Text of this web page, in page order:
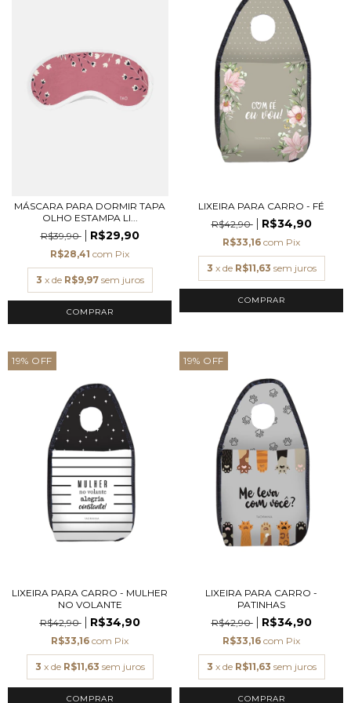
MÁSCARA PARA DORMIR TAPA
OLHO ESTAMPA LI...
R$39,90
R$29,90
R$28,41 com Pix
3 x de R$9,97 sem juros
COMPRAR
LIXEIRA PARA CARRO - FÉ
R$42,90
R$34,90
R$33,16 com Pix
3 x de R$11,63 sem juros
19% OFF
LIXEIRA PARA CARRO - MULHER
NO VOLANTE
R$42,90
R$34,90
R$33,16 com Pix
3 x de R$11,63 sem juros
19% OFF
LIXEIRA PARA CARRO -
PATINHAS
R$42,90
R$34,90
R$33,16 com Pix
3 x de R$11,63 sem juros